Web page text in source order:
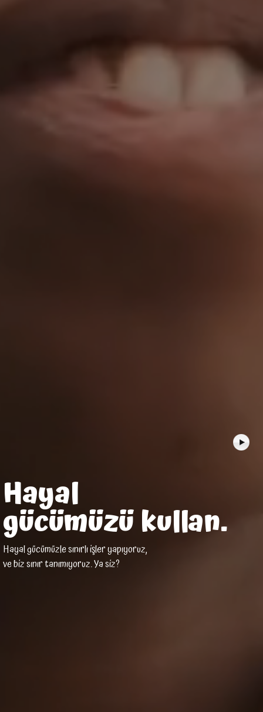
Hayal
gücümüzü kullan.
Hayal gücümüzle sınırlı işler yapıyoruz,
ve biz sınır tanımıyoruz. Ya siz?